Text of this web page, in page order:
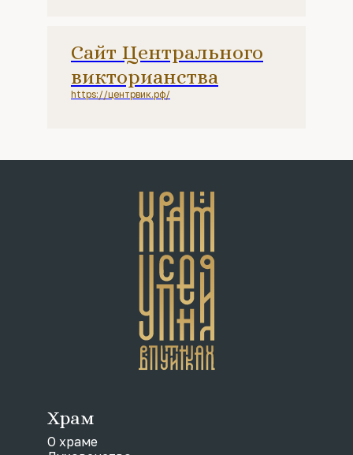
Сайт Центрального
викторианства
https://центрвик.рф/
Храм
О храме